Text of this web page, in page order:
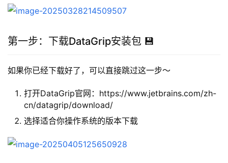
第一步：下载DataGrip安装包 💾
如果你已经下载好了，可以直接跳过这一步～
打开DataGrip官网：https://www.jetbrains.com/zh-
cn/datagrip/download/
选择适合你操作系统的版本下载